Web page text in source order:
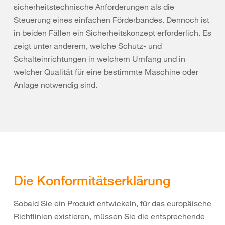
sicherheitstechnische Anforderungen als die
Steuerung eines einfachen Förderbandes. Dennoch ist
in beiden Fällen ein Sicherheitskonzept erforderlich. Es
zeigt unter anderem, welche Schutz- und
Schalteinrichtungen in welchem Umfang und in
welcher Qualität für eine bestimmte Maschine oder
Anlage notwendig sind.
Die Konformitätserklärung
Sobald Sie ein Produkt entwickeln, für das europäische
Richtlinien existieren, müssen Sie die entsprechende